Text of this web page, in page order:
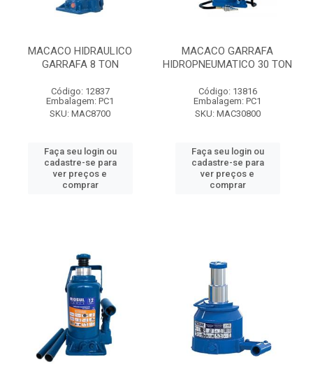
MACACO HIDRAULICO
GARRAFA 8 TON
Código: 12837
Embalagem: PC1
SKU: MAC8700
Faça seu login ou
cadastre-se para
ver preços e
comprar
MACACO GARRAFA
HIDROPNEUMATICO 30 TON
Código: 13816
Embalagem: PC1
SKU: MAC30800
Faça seu login ou
cadastre-se para
ver preços e
comprar